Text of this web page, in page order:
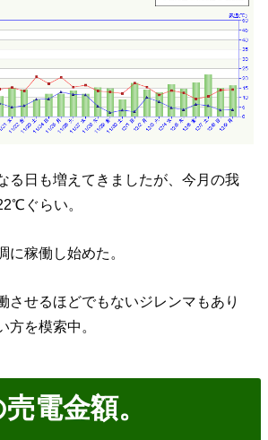
る日も増えてきましたが、今月の我
ぐらい。
に稼働し始めた。
させるほどでもないジレンマもあり
方を模索中。
電金額。